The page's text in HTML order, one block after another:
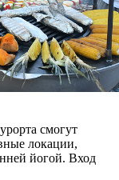
смогут
локации,
йогой. Вход